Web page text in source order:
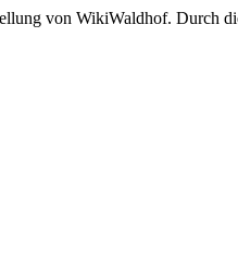
von WikiWaldhof. Durch